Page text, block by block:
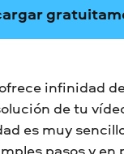
infinidad
de tu
es muy